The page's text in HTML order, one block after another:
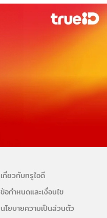
เกี่ยวกับทรูไอดี
ข้อกำหนดและเงื่อนไข
นโยบายความเป็นส่วนตัว